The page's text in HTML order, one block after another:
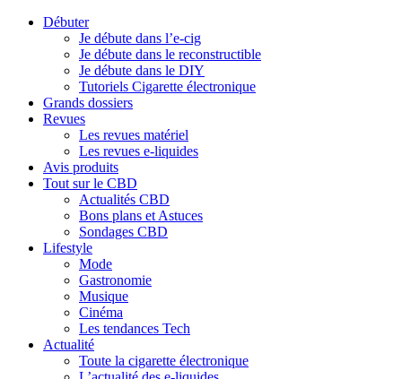
Débuter
Je débute dans l’e-cig
Je débute dans le reconstructible
Je débute dans le DIY
Tutoriels Cigarette électronique
Grands dossiers
Revues
Les revues matériel
Les revues e-liquides
Avis produits
Tout sur le CBD
Actualités CBD
Bons plans et Astuces
Sondages CBD
Lifestyle
Mode
Gastronomie
Musique
Cinéma
Les tendances Tech
Actualité
Toute la cigarette électronique